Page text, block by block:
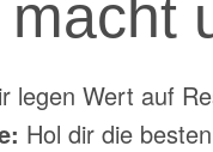
legen Wert auf
Hol dir die